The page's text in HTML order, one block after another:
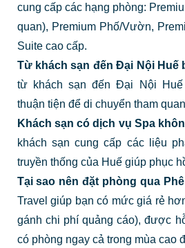
cung cấp các hạng phòng:
quan), Premium Phố/Vườn,
Suite cao cấp.
Từ khách sạn đến Đại Nội Huế
từ khách sạn đến Đại Nội Huế
thuận tiện để di chuyển tham
Khách sạn có dịch vụ Spa
khách sạn cung cấp các liệu
truyền thống của Huế giúp phục
Tại sao nên đặt phòng qua
Travel giúp bạn có mức giá rẻ
gánh chi phí quảng cáo), được
có phòng ngay cả trong mùa cao